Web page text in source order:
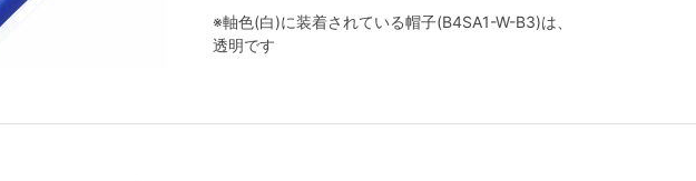
※軸色(白)に装着されている帽子(B4SA1-W-B3)は、
透明です